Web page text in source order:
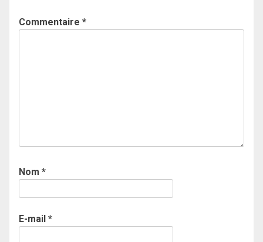
Commentaire *
Nom *
E-mail *